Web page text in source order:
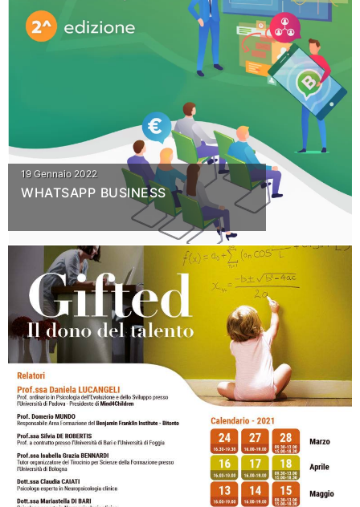
19 Gennaio 2022
WHATSAPP BUSINESS